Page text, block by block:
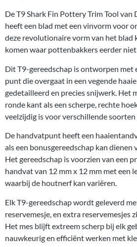
De T9 Shark Fin Pottery Trim Tool
heeft een blad met een vinvorm voor
deze revolutionaire vorm van het blad
komen waar pottenbakkers eerder
Dit T9-gereedschap is ontworpen met
punt die overgaat in een vegende
gedetailleerd en precies snijwerk. Het
ronde kant als een scherpe, rechte
veelzijdig is voor verschillende
De handvatpunt heeft een
als een bonusgereedschap kan
Het gereedschap is voorzien van een
handvat van 12 mm x 12 mm met een
waarbij de houtnerf kan variëren.
Elk T9-gereedschap wordt geleverd
reservemesje, en extra reservemesjes
Het mes blijft extreem scherp bij elk
nauwkeurig en efficiënt werken met